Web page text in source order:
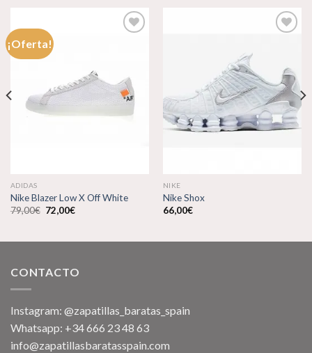
¡Oferta!
a la
lista de
deseos
ADIDAS
Nike Blazer Low X Off White
79,00€ El
precio
72,00€El
Añadir
a la
lista de
deseos
NIKE
Nike Shox
66,00€
CONTACTO
Instagram: @zapatillas_baratas_spain
Whatsapp: +34 666 23 48 63
info@zapatillasbaratasspain.com